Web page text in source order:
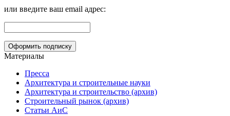
или введите ваш email адрес:
Материалы
Пресса
Архитектура и строительные науки
Архитектура и строительство (архив)
Строительный рынок (архив)
Статьи АиС